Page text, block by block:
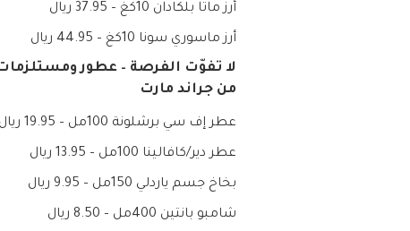
أرز ماتا بلكادان 10كغ – 37.95 ريال
أرز ماسوري سونا 10كغ – 44.95 ريال
لا تفوّت الفرصة – عطور
من جراند مارت
عطر إف سي برشلونة 100مل – 19.95 ريال
عطر دير/كافالينا 100مل – 13.95 ريال
بخاخ جسم ياردلي 150مل – 9.95 ريال
شامبو بانتين 400مل – 8.50 ريال